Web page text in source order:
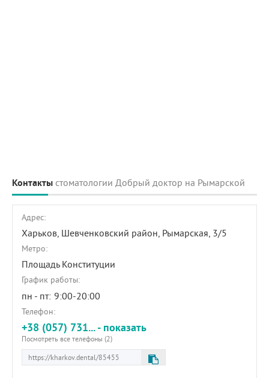
Контакты стоматологии Добрый доктор на Рымарской
Адрес:
Харьков, Шевченковский район, Рымарская, 3/5
Метро:
Площадь Конституции
График работы:
пн - пт: 9:00-20:00
Телефон:
+38 (057) 731... - показать
Посмотреть все телефоны (2)